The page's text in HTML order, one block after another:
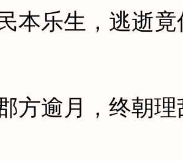
乐生，逃逝竟
逾月，终朝理